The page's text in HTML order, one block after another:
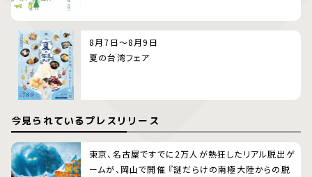
8月7日～8月9日
夏の台湾フェア
今見られているプレスリリース
東京、名古屋ですでに2万人が熱狂したリアル脱出ゲ
ームが、岡山で開催 『謎だらけの南極大陸からの脱